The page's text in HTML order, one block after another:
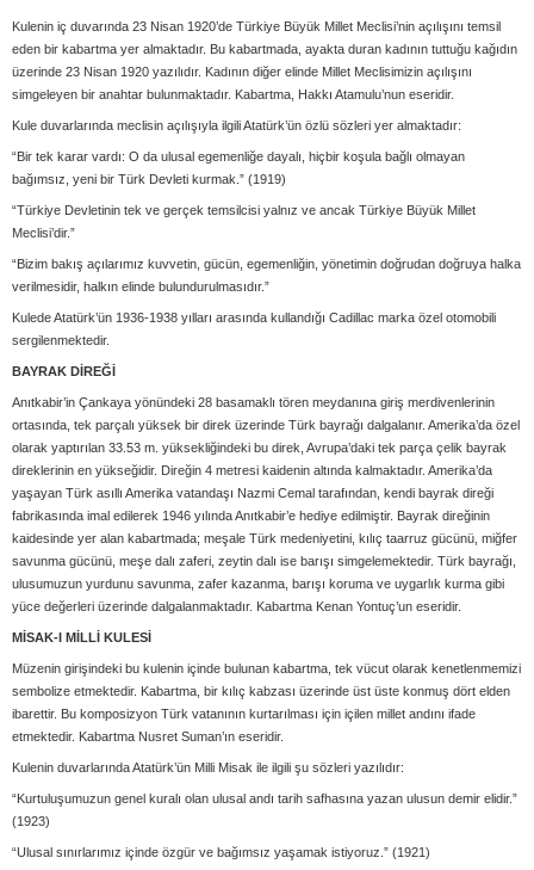
Kulenin iç duvarında 23 Nisan 1920’de Türkiye Büyük Millet Meclisi’nin açılışını temsil
eden bir kabartma yer almaktadır. Bu kabartmada, ayakta duran kadının tuttuğu kağıdın
üzerinde 23 Nisan 1920 yazılıdır. Kadının diğer elinde Millet Meclisimizin açılışını
simgeleyen bir anahtar bulunmaktadır. Kabartma, Hakkı Atamulu’nun eseridir.
Kule duvarlarında meclisin açılışıyla ilgili Atatürk’ün özlü sözleri yer almaktadır:
“Bir tek karar vardı: O da ulusal egemenliğe dayalı, hiçbir koşula bağlı olmayan
bağımsız, yeni bir Türk Devleti kurmak.” (1919)
“Türkiye Devletinin tek ve gerçek temsilcisi yalnız ve ancak Türkiye Büyük Millet
Meclisi’dir.”
“Bizim bakış açılarımız kuvvetin, gücün, egemenliğin, yönetimin doğrudan doğruya halka
verilmesidir, halkın elinde bulundurulmasıdır.”
Kulede Atatürk’ün 1936-1938 yılları arasında kullandığı Cadillac marka özel otomobili
sergilenmektedir.
BAYRAK DİREĞİ
Anıtkabir’in Çankaya yönündeki 28 basamaklı tören meydanına giriş merdivenlerinin
ortasında, tek parçalı yüksek bir direk üzerinde Türk bayrağı dalgalanır. Amerika’da özel
olarak yaptırılan 33.53 m. yüksekliğindeki bu direk, Avrupa’daki tek parça çelik bayrak
direklerinin en yükseğidir. Direğin 4 metresi kaidenin altında kalmaktadır. Amerika’da
yaşayan Türk asıllı Amerika vatandaşı Nazmi Cemal tarafından, kendi bayrak direği
fabrikasında imal edilerek 1946 yılında Anıtkabir’e hediye edilmiştir. Bayrak direğinin
kaidesinde yer alan kabartmada; meşale Türk medeniyetini, kılıç taarruz gücünü, miğfer
savunma gücünü, meşe dalı zaferi, zeytin dalı ise barışı simgelemektedir. Türk bayrağı,
ulusumuzun yurdunu savunma, zafer kazanma, barışı koruma ve uygarlık kurma gibi
yüce değerleri üzerinde dalgalanmaktadır. Kabartma Kenan Yontuç’un eseridir.
MİSAK-I MİLLİ KULESİ
Müzenin girişindeki bu kulenin içinde bulunan kabartma, tek vücut olarak kenetlenmemizi
sembolize etmektedir. Kabartma, bir kılıç kabzası üzerinde üst üste konmuş dört elden
ibarettir. Bu komposizyon Türk vatanının kurtarılması için içilen millet andını ifade
etmektedir. Kabartma Nusret Suman’ın eseridir.
Kulenin duvarlarında Atatürk’ün Milli Misak ile ilgili şu sözleri yazılıdır:
“Kurtuluşumuzun genel kuralı olan ulusal andı tarih safhasına yazan ulusun demir elidir.”
(1923)
“Ulusal sınırlarımız içinde özgür ve bağımsız yaşamak istiyoruz.” (1921)